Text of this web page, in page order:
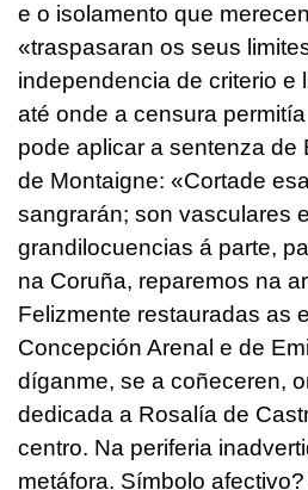
e o isolamento que
«traspasaran os seus
independencia de criterio e
até onde a censura
pode aplicar a sentenza de
de Montaigne: «Cortade
sangrarán; son vasculares
grandilocuencias á parte,
na Coruña, reparemos na
Felizmente restauradas as
Concepción Arenal e de
díganme, se a coñeceren,
dedicada a Rosalía de
centro. Na periferia
metáfora. Símbolo